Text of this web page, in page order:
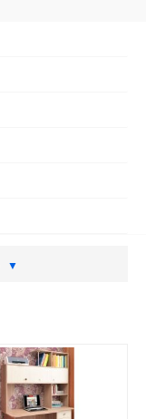
▼